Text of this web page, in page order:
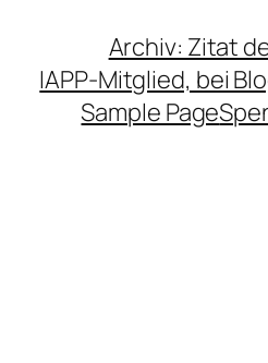
Archiv: Zitat
IAPP-Mitglied, bei
Sample Page